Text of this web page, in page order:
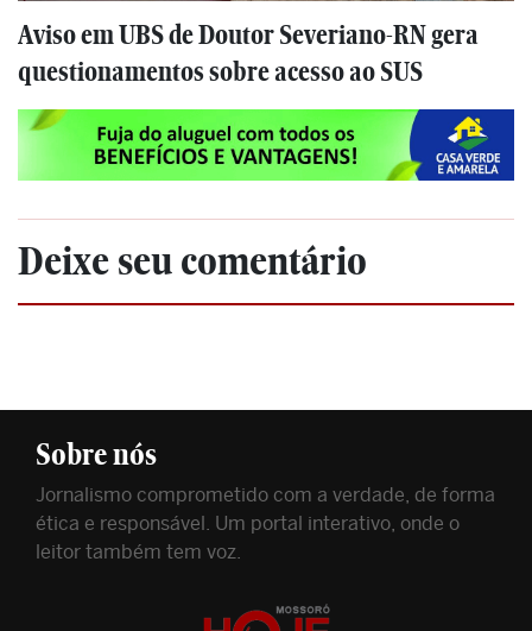
Aviso em UBS de Doutor Severiano-RN gera
questionamentos sobre acesso ao SUS
Deixe seu comentário
Sobre nós
Jornalismo comprometido com a verdade, de forma
ética e responsável. Um portal interativo, onde o
leitor também tem voz.